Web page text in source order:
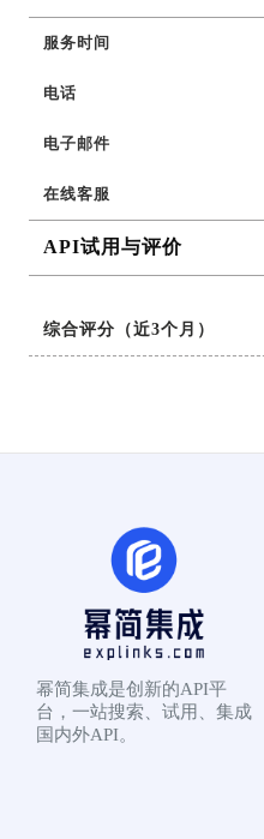
服务时间
电话
电子邮件
在线客服
API试用与评价
综合评分（近3个月）
幂简集成是创新的API平
台，一站搜索、试用、集成
国内外API。